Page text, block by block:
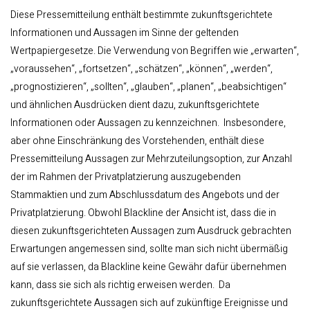
Diese Pressemitteilung enthält bestimmte zukunftsgerichtete
Informationen und Aussagen im Sinne der geltenden
Wertpapiergesetze. Die Verwendung von Begriffen wie „erwarten“,
„voraussehen“, „fortsetzen“, „schätzen“, „können“, „werden“,
„prognostizieren“, „sollten“, „glauben“, „planen“, „beabsichtigen“
und ähnlichen Ausdrücken dient dazu, zukunftsgerichtete
Informationen oder Aussagen zu kennzeichnen. Insbesondere,
aber ohne Einschränkung des Vorstehenden, enthält diese
Pressemitteilung Aussagen zur Mehrzuteilungsoption, zur Anzahl
der im Rahmen der Privatplatzierung auszugebenden
Stammaktien und zum Abschlussdatum des Angebots und der
Privatplatzierung. Obwohl Blackline der Ansicht ist, dass die in
diesen zukunftsgerichteten Aussagen zum Ausdruck gebrachten
Erwartungen angemessen sind, sollte man sich nicht übermäßig
auf sie verlassen, da Blackline keine Gewähr dafür übernehmen
kann, dass sie sich als richtig erweisen werden. Da
zukunftsgerichtete Aussagen sich auf zukünftige Ereignisse und